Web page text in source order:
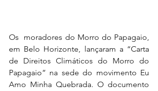
Os  moradores do Morro do Papagaio,
em Belo Horizonte, lançaram a “Carta
de Direitos Climáticos do Morro do
Papagaio” na sede do movimento Eu
Amo Minha Quebrada. O documento